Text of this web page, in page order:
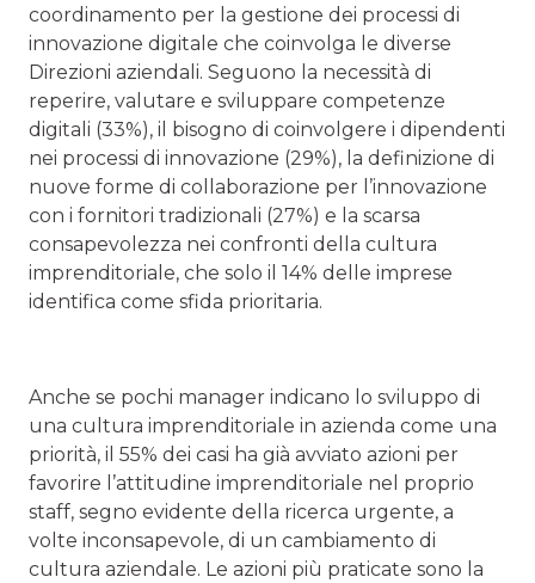
coordinamento per la gestione dei processi di
innovazione digitale che coinvolga le diverse
Direzioni aziendali. Seguono la necessità di
reperire, valutare e sviluppare competenze
digitali (33%), il bisogno di coinvolgere i dipendenti
nei processi di innovazione (29%), la definizione di
nuove forme di collaborazione per l’innovazione
con i fornitori tradizionali (27%) e la scarsa
consapevolezza nei confronti della cultura
imprenditoriale, che solo il 14% delle imprese
identifica come sfida prioritaria.
Anche se pochi manager indicano lo sviluppo di
una cultura imprenditoriale in azienda come una
priorità, il 55% dei casi ha già avviato azioni per
favorire l’attitudine imprenditoriale nel proprio
staff, segno evidente della ricerca urgente, a
volte inconsapevole, di un cambiamento di
cultura aziendale. Le azioni più praticate sono la